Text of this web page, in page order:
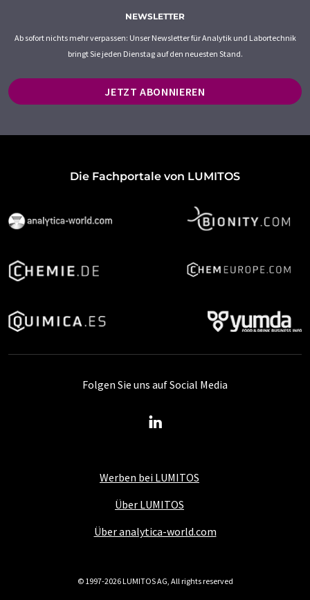
NEWSLETTER
Ab sofort nichts mehr verpassen: Unser Newsletter für Analytik und Labortechnik
bringt Sie jeden Dienstag auf den neuesten Stand.
JETZT ABONNIEREN
Die Fachportale von LUMITOS
Werben bei LUMITOS
Über LUMITOS
Über analytica-world.com
Folgen Sie uns auf Social Media
© 1997-2026 LUMITOS AG, All rights reserved